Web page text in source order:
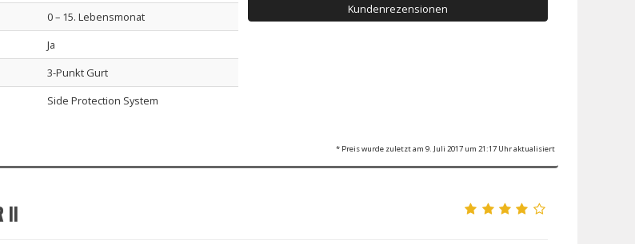
0 – 15. Lebensmonat
Ja
3-Punkt Gurt
Side Protection System
Kundenrezensionen
* Preis wurde zuletzt am 9. Juli 2017 um 21:17 Uhr aktualisiert
II